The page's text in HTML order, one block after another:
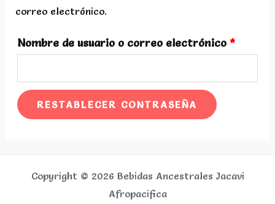
correo electrónico.
Nombre de usuario o correo electrónico *
RESTABLECER CONTRASEÑA
Copyright © 2026 Bebidas Ancestrales Jacavi
Afropacifica